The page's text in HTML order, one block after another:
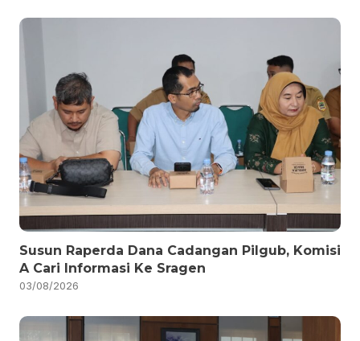
Susun Raperda Dana Cadangan Pilgub, Komisi
A Cari Informasi Ke Sragen
03/08/2026